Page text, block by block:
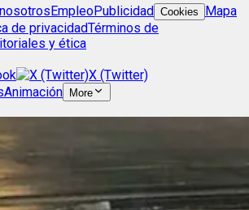
EmpleoPublicidad Cookies
Mapa
de privacidadTérminos de
y ética
X (Twitter)
Animación More